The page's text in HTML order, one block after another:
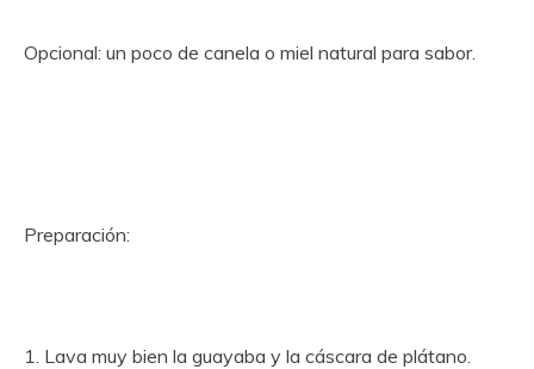
Opcional: un poco de canela o miel natural para sabor.
Preparación:
1. Lava muy bien la guayaba y la cáscara de plátano.